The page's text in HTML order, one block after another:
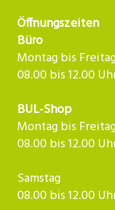
Öffnungszeiten
Büro
Montag bis
08.00 bis 12.00
BUL-Shop
Montag bis
08.00 bis 12.00
Samstag
08.00 bis 12.00